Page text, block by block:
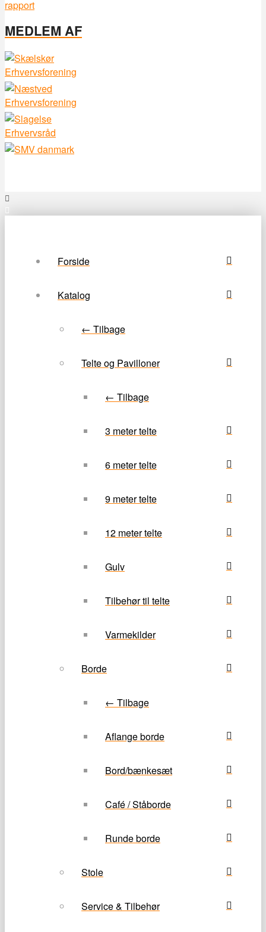
MEDLEM AF
Forside
Katalog
← Tilbage
Telte og Pavilloner
← Tilbage
3 meter telte
6 meter telte
9 meter telte
12 meter telte
Gulv
Tilbehør til telte
Varmekilder
Borde
← Tilbage
Aflange borde
Bord/bænkesæt
Café / Ståborde
Runde borde
Stole
Service & Tilbehør